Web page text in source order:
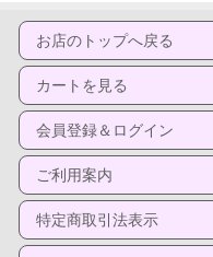
お店のトップへ戻る
カートを見る
会員登録＆ログイン
ご利用案内
特定商取引法表示